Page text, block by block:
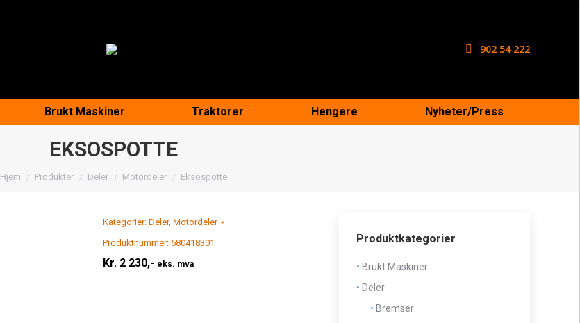
902 54 222
Brukt Maskiner Traktorer Hengere Nyheter/Press
EKSOSPOTTE
You are here:
Hjem Produkter Deler Motordeler Eksospotte
Kategorier: Deler, Motordeler
Produktnummer: 580418301
Kr. 2 230,- eks. mva
Produktkategorier
Brukt Maskiner
Deler
Bremser